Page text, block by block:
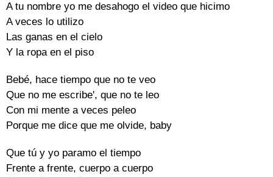
A tu nombre yo me desahogo el video que hicimo
A veces lo utilizo
Las ganas en el cielo
Y la ropa en el piso
Bebé, hace tiempo que no te veo
Que no me escribe', que no te leo
Con mi mente a veces peleo
Porque me dice que me olvide, baby
Que tú y yo paramo el tiempo
Frente a frente, cuerpo a cuerpo